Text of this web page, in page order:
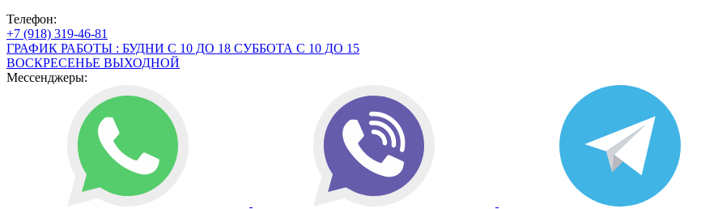
Телефон:
+7 (918) 319-46-81
ГРАФИК РАБОТЫ : БУДНИ С 10 ДО 18 СУББОТА С 10 ДО 15
ВОСКРЕСЕНЬЕ ВЫХОДНОЙ
Мессенджеры: